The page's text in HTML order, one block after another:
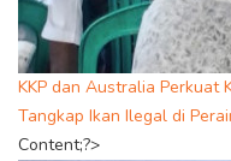
KKP dan Australia Perkuat
Tangkap Ikan Ilegal di
Content;?>